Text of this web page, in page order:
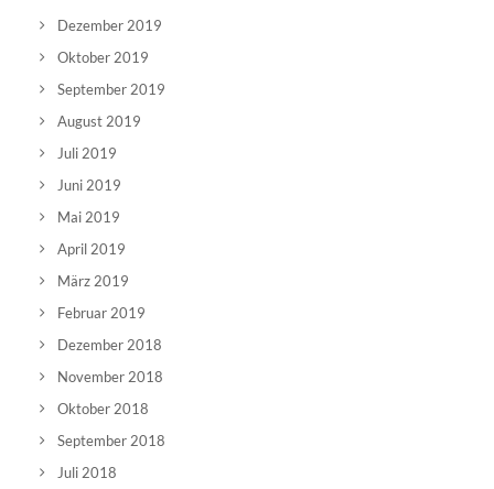
Dezember 2019
Oktober 2019
September 2019
August 2019
Juli 2019
Juni 2019
Mai 2019
April 2019
März 2019
Februar 2019
Dezember 2018
November 2018
Oktober 2018
September 2018
Juli 2018